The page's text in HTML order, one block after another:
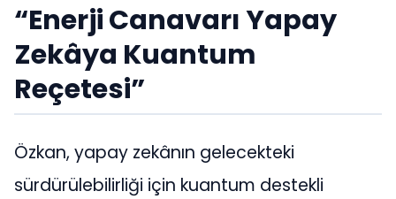
“Enerji Canavarı Yapay
Zekâya Kuantum
Reçetesi”
Özkan, yapay zekânın gelecekteki
sürdürülebilirliği için kuantum destekli